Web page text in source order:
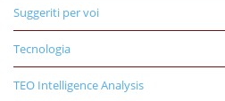
Suggeriti per voi
Tecnologia
TEO Intelligence Analysis